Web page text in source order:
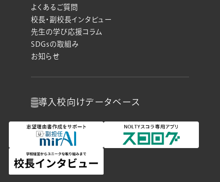
よくあるご質問
校長・副校長インタビュー
先生の学び応援コラム
SDGsの取組み
お知らせ
導入校向けデータベース